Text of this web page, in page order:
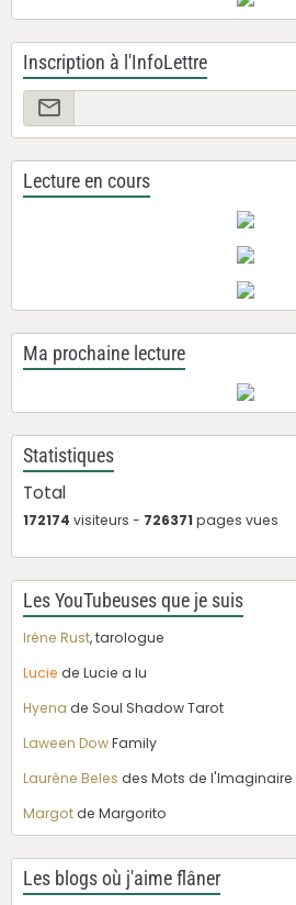
Inscription à l'InfoLettre
Lecture en cours
Ma prochaine lecture
Statistiques
Total
172174 visiteurs - 726371pages vues
Les YouTubeuses que je suis
Irène Rust, tarologue
Lucie de Lucie a lu
Hyena de Soul Shadow Tarot
Laween DowFamily
Laurène Beles des Mots de l'Imaginaire
Margotde Margorito
Les blogs où j'aime flâner